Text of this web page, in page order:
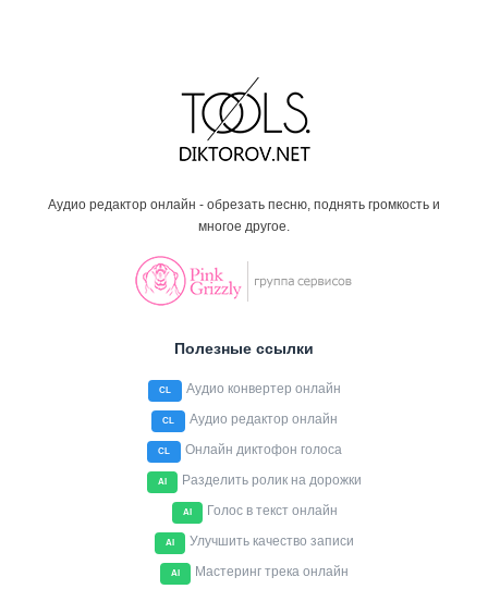
Аудио редактор онлайн - обрезать песню, поднять громкость и
многое другое.
Полезные ссылки
CL Аудио конвертер онлайн
CL Аудио редактор онлайн
CL Онлайн диктофон голоса
AI Разделить ролик на дорожки
AI Голос в текст онлайн
AI Улучшить качество записи
AI Мастеринг трека онлайн